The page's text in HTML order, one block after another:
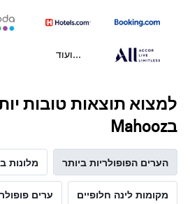
...ועוד
למצוא תוצאות טובות
בMahooz
הערים הפופולריות ביותר מלונות ב Capital
מקומות לינה חלופיים ערים